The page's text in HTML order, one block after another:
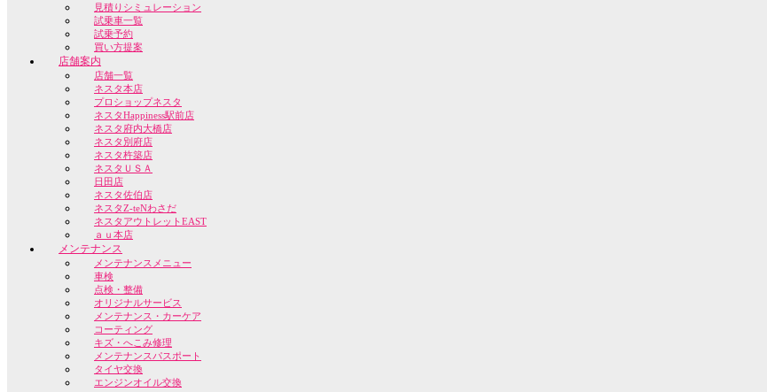
見積りシミュレーション
試乗車一覧
試乗予約
買い方提案
店舗案内
店舗一覧
ネスタ本店
プロショップネスタ
ネスタHappiness駅前店
ネスタ府内大橋店
ネスタ別府店
ネスタ杵築店
ネスタＵＳＡ
日田店
ネスタ佐伯店
ネスタZ-teNわさだ
ネスタアウトレットEAST
ａｕ本店
メンテナンス
メンテナンスメニュー
車検
点検・整備
オリジナルサービス
メンテナンス・カーケア
コーティング
キズ・へこみ修理
メンテナンスパスポート
タイヤ交換
エンジンオイル交換